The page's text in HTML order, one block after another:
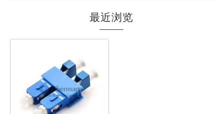
最近浏览